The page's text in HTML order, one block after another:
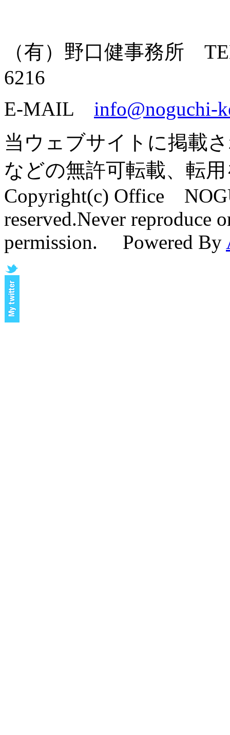
（有）野口健事務所
6216
E-MAIL info@noguchi-
当ウェブサイトに掲載
などの無許可転載、転
Copyright(c) Office
reserved.Never reproduce
permission. Powered By